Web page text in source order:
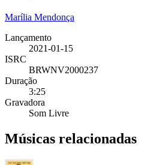
Marília Mendonça
Lançamento
2021-01-15
ISRC
BRWNV2000237
Duração
3:25
Gravadora
Som Livre
Músicas relacionadas